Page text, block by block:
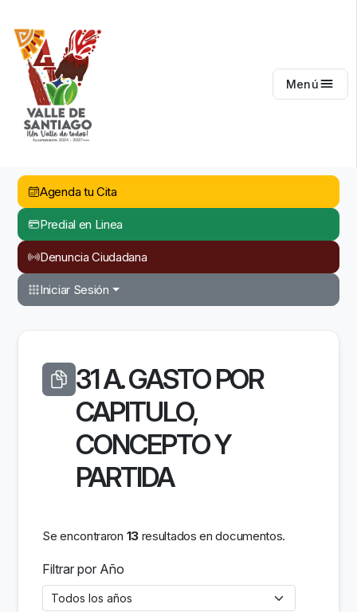
Menú
Agenda tu Cita
Predial en Linea
Denuncia Ciudadana
Iniciar Sesión
31 A. GASTO POR
CAPITULO,
CONCEPTO Y
PARTIDA
Se encontraron 13resultados en documentos.
Filtrar por Año